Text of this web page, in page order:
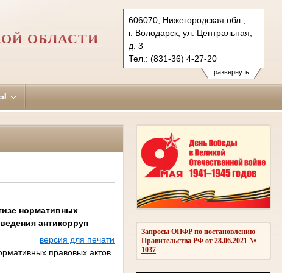
развернуть
606070, Нижегородская обл.,
г. Володарск, ул. Центральная,
д. 3
Тел.: (831-36) 4-27-20
volodarsky.nnov@sudrf.ru
ОБЛАСТИ
Запросы ОПФР по постановлению
Правительства РФ от 28.06.2021 №
1037
нормативных
антикорруп
версия для печати
правовых актов